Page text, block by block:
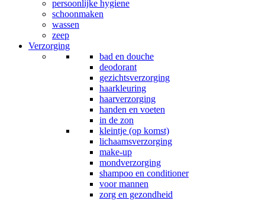
persoonlijke hygiene
schoonmaken
wassen
zeep
Verzorging
bad en douche
deodorant
gezichtsverzorging
haarkleuring
haarverzorging
handen en voeten
in de zon
kleintje (op komst)
lichaamsverzorging
make-up
mondverzorging
shampoo en conditioner
voor mannen
zorg en gezondheid